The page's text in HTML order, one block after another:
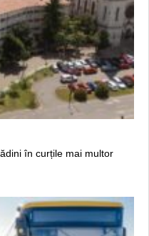
în curțile mai multor